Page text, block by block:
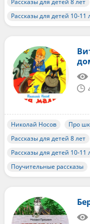
Рассказы для детей 8 лет
Рассказы для детей 10-11
Николай Носов Про
Рассказы для детей 8 лет
Рассказы для детей 10-11
Поучительные рассказы